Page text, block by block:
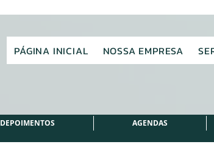
PÁGINA INICIAL NOSSA EMPRESA
DEPOIMENTOS AGENDAS